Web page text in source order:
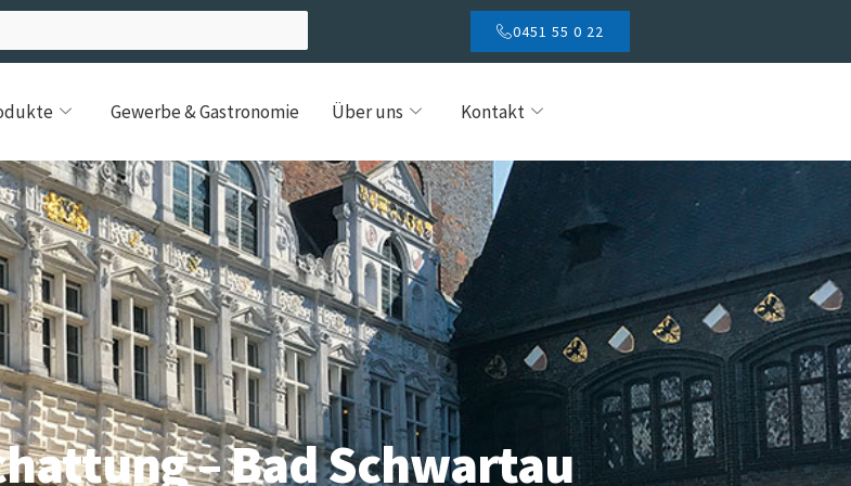
0451 55 0 22
Gewerbe & Gastronomie Über uns Kontakt
– Bad Schwartau